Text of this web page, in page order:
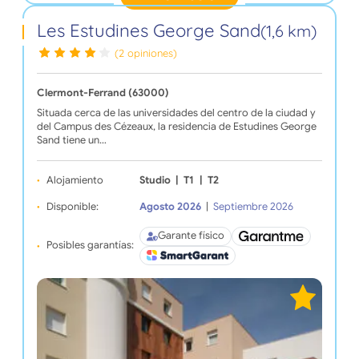
Les Estudines George Sand(1,6 km)
(2 opiniones)
Clermont-Ferrand (63000)
Situada cerca de las universidades del centro de la ciudad y
del Campus des Cézeaux, la residencia de Estudines George
Sand tiene un…
Alojamiento Studio T1 T2
Disponible: Agosto 2026 Septiembre 2026
Posibles garantías:
Garante físico